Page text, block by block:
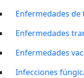
Enfermedades
Enfermedades
Enfermedades
Infecciones